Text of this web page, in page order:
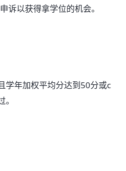
诉以获得拿学位的机会。
学年加权平均分达到50分或c